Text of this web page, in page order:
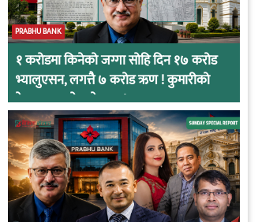
PRABHU BANK
१ करोडमा किनेको जग्गा सोहि दिन १७ करोड
भ्यालुएसन, लगत्तै ७ करोड ऋण ! कुमारीको
केसमा प्रभुको कनेक्सन !